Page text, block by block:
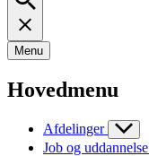
Menu
Hovedmenu
Afdelinger
Job og uddannelse